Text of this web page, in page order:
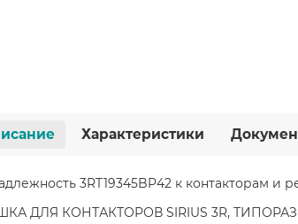
Характеристики
3RT19345BP42 к контакторам и
ДЛЯ КОНТАКТОРОВ SIRIUS 3R,